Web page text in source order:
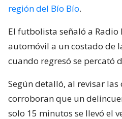
región del Bío Bío.
El futbolista señaló a Radio
automóvil a un costado de
cuando regresó se percató
Según detalló, al revisar
corroboran que un
solo 15 minutos se llevó el